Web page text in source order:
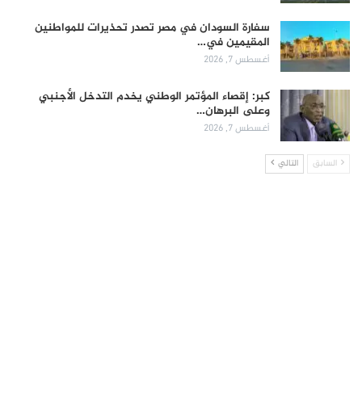
سفارة السودان في مصر تصدر تحذيرات للمواطنين
المقيمين في…
أغسطس 7, 2026
كبر: إقصاء المؤتمر الوطني يخدم التدخل الأجنبي
وعلى البرهان…
أغسطس 7, 2026
السابق التالي